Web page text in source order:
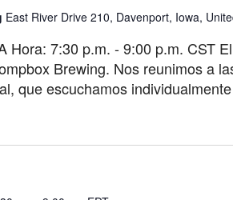
East River Drive 210, Davenport, Iowa,
Hora: 7:30 p.m. - 9:00 p.m. CST
Brewing. Nos reunimos a
que escuchamos